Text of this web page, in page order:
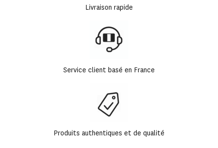
Livraison rapide
Service client basé en France
Produits authentiques et de qualité